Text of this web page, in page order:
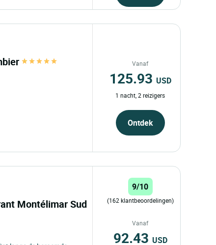
Vanaf
125.93 USD
1 nacht, 2 reizigers
Ontdek
Montélimar Sud
9/10
(162 klantbeoordelingen)
Vanaf
92.43 USD